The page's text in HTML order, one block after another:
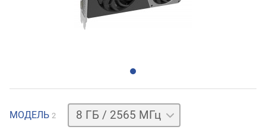
МОДЕЛЬ 2
8 ГБ